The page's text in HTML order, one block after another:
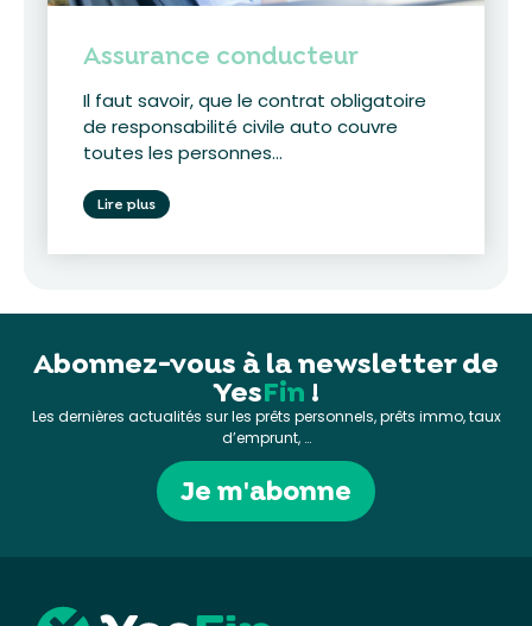
Assurance conducteur
Il faut savoir, que le contrat obligatoire
de responsabilité civile auto couvre
toutes les personnes...
Lire plus
Abonnez-vous à la newsletter de
YesFin !
Les dernières actualités sur les prêts personnels, prêts immo, taux
d’emprunt, …
Je m'abonne